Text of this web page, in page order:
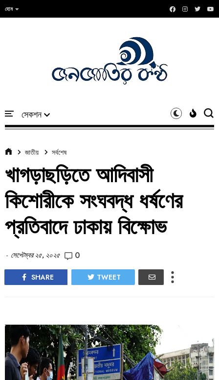
হোম
জাতীয় সর্বশেষ
খাগড়াছড়িতে আদিবাসী
কিশোরীকে সংঘবদ্ধ ধর্ষণের
প্রতিবাদে ঢাকায় বিক্ষোভ
- সেপ্টেম্বর ২৫, ২০২৫ 0
SHARE TWEET